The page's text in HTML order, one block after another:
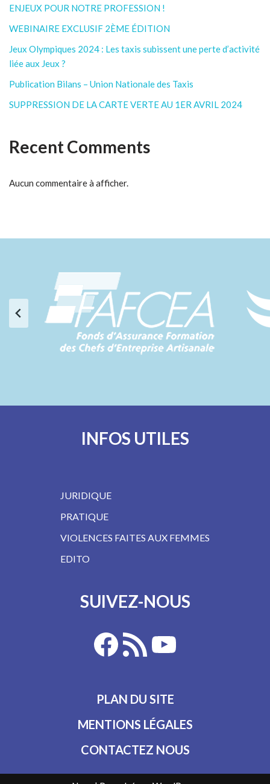
ENJEUX POUR NOTRE PROFESSION !
WEBINAIRE EXCLUSIF 2ÈME ÉDITION
Jeux Olympiques 2024 : Les taxis subissent une perte d’activité
liée aux Jeux ?
Publication Bilans – Union Nationale des Taxis
SUPPRESSION DE LA CARTE VERTE AU 1ER AVRIL 2024
Recent Comments
Aucun commentaire à afficher.
INFOS UTILES
JURIDIQUE
PRATIQUE
VIOLENCES FAITES AUX FEMMES
EDITO
SUIVEZ-NOUS
PLAN DU SITE
MENTIONS LÉGALES
CONTACTEZ NOUS